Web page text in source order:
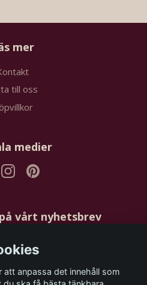
mer
till oss
medier
vårt nyhetsbrev
anpassa det innehåll som